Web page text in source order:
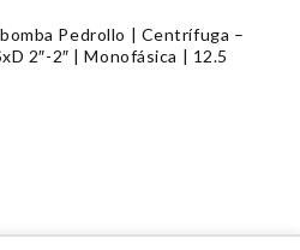
Pedrollo | Centrífuga –
2″-2″ | Monofásica | 12.5